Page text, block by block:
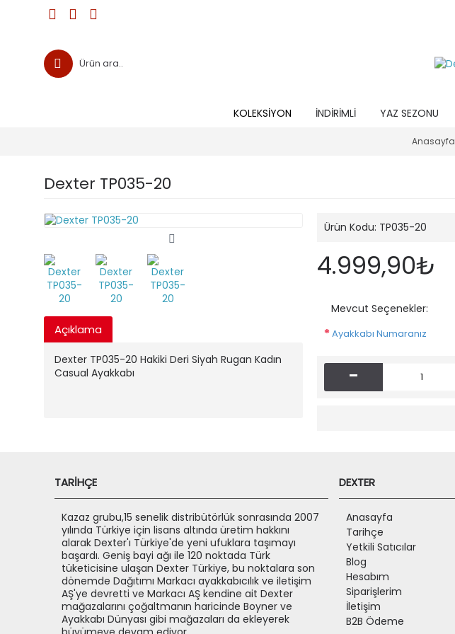
KOLEKSIYON İNDIRIMLI YAZ SEZONU
Anasayfa
Dexter TP035-20
Açıklama
Dexter TP035-20 Hakiki Deri Siyah Rugan Kadın
Casual Ayakkabı
Ürün Kodu: TP035-20
4.999,90₺
Mevcut Seçenekler:
Ayakkabı Numaranız
-
TARIHÇE
Kazaz grubu,15 senelik distribütörlük sonrasında 2007
yılında Türkiye için lisans altında üretim hakkını
alarak Dexter'ı Türkiye'de yeni ufuklara taşımayı
başardı. Geniş bayi ağı ile 120 noktada Türk
tüketicisine ulaşan Dexter Türkiye, bu noktalara son
dönemde Dağıtımı Markacı ayakkabıcılık ve iletişim
AŞ'ye devretti ve Markacı AŞ kendine ait Dexter
mağazalarını çoğaltmanın haricinde Boyner ve
Ayakkabı Dünyası gibi mağazaları da ekleyerek
DEXTER
Anasayfa
Tarihçe
Yetkili Satıcılar
Blog
Hesabım
Siparişlerim
İletişim
B2B Ödeme